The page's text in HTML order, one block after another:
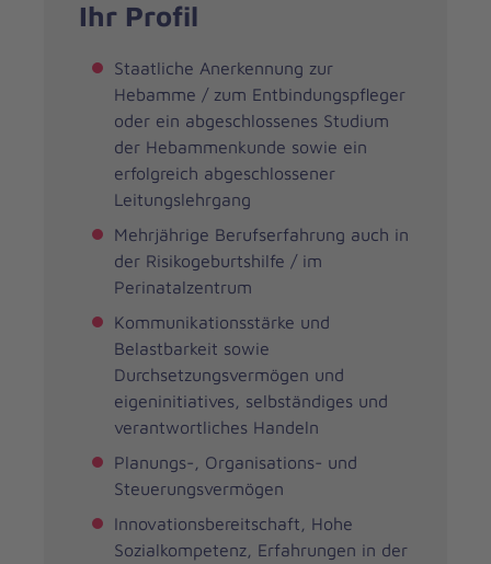
Ihr Profil
Staatliche Anerkennung zur
Hebamme / zum Entbindungspfleger
oder ein abgeschlossenes Studium
der Hebammenkunde sowie ein
erfolgreich abgeschlossener
Leitungslehrgang
Mehrjährige Berufserfahrung auch in
der Risikogeburtshilfe / im
Perinatalzentrum
Kommunikationsstärke und
Belastbarkeit sowie
Durchsetzungsvermögen und
eigeninitiatives, selbständiges und
verantwortliches Handeln
Planungs-, Organisations- und
Steuerungsvermögen
Innovationsbereitschaft, Hohe
Sozialkompetenz, Erfahrungen in der